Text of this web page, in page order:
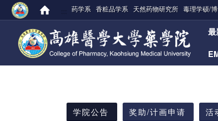
药学系 香粧品学系 天然药物研究所 毒理学硕/
最
学院公告
奖助/计画申请 活